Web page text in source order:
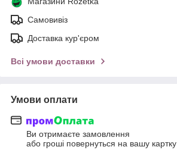
Самовивіз
Доставка кур'єром
Всі умови доставки
Умови оплати
Ви отримаєте замовлення
або гроші повернуться на вашу картку